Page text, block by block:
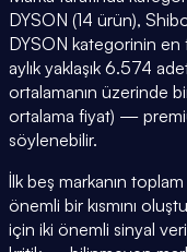
DYSON (14 ürün),
DYSON kategorinin en
aylık yaklaşık 6.574
ortalamanın üzerinde
ortalama fiyat) —
söylenebilir.
İlk beş markanın
önemli bir kısmını
için iki önemli sinyal